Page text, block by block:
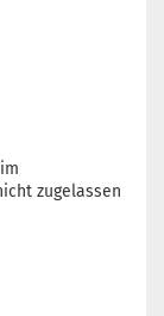
zugelassen